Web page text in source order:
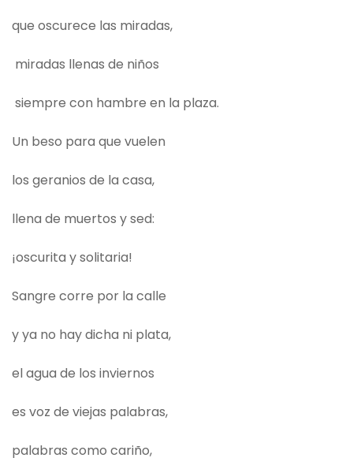
que oscurece las miradas,
miradas llenas de niños
siempre con hambre en la plaza.
Un beso para que vuelen
los geranios de la casa,
llena de muertos y sed:
¡oscurita y solitaria!
Sangre corre por la calle
y ya no hay dicha ni plata,
el agua de los inviernos
es voz de viejas palabras,
palabras como cariño,